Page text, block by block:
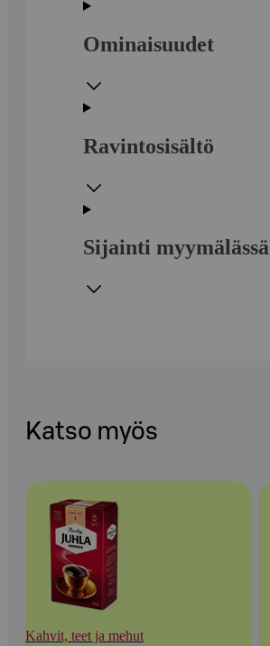
Ominaisuudet
Ravintosisältö
Sijainti myymälässä
Katso myös
Kahvit, teet ja mehut